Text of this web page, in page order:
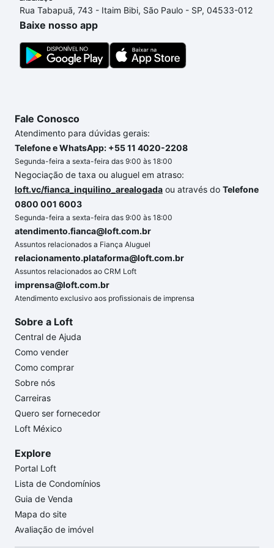
comprar um apartamento e conte com a gente para
comprar o imóvel dos seus sonhos com segurança e
conforto. Loft, com você até as chaves.
Rua Tabapuã, 743 - Itaim Bibi, São Paulo - SP, 04533-012
Baixe nosso app
Fale Conosco
Atendimento para dúvidas gerais:
Telefone e WhatsApp: +55 11 4020-2208
Segunda-feira a sexta-feira das 9:00 às 18:00
Negociação de taxa ou aluguel em atraso:
loft.vc/fianca_inquilino_arealogada ou através do Telefone
0800 001 6003
Segunda-feira a sexta-feira das 9:00 às 18:00
atendimento.fianca@loft.com.br
Assuntos relacionados a Fiança Aluguel
relacionamento.plataforma@loft.com.br
Assuntos relacionados ao CRM Loft
imprensa@loft.com.br
Atendimento exclusivo aos profissionais de imprensa
Sobre a Loft
Central de Ajuda
Como vender
Como comprar
Sobre nós
Carreiras
Quero ser fornecedor
Loft México
Explore
Portal Loft
Lista de Condomínios
Guia de Venda
Mapa do site
Avaliação de imóvel